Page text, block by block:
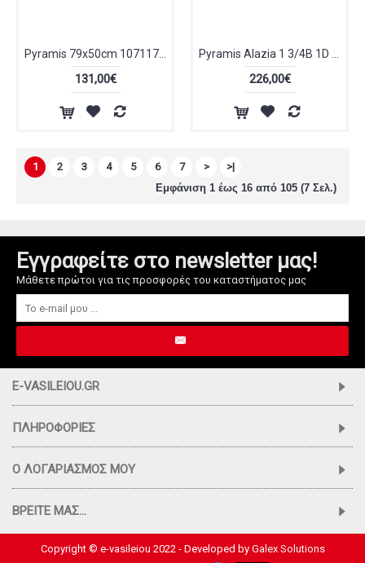
131,00€ 226,00€
1 2 3 4 5 6 7 >
>|
Εμφάνιση 1 έως 16 από 105 (7 Σελ.)
Εγγραφείτε στο newsletter μας!
Μάθετε πρώτοι για τις προσφορές του καταστήματος μας
E-VASILEIOU.GR
ΠΛΗΡΟΦΟΡΊΕΣ
Ο ΛΟΓΑΡΙΑΣΜΌΣ ΜΟΥ
ΒΡΕΊΤΕ ΜΑΣ...
Copyright © e-vasileiou 2022 - Developed by Galex Solutions